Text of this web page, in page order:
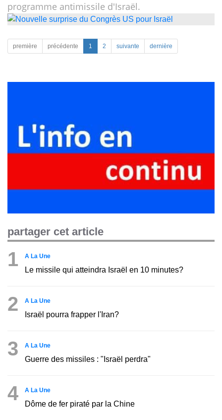
programme antimissile d'Israël.
première précédente 1 2 suivante dernière
partager cet article
1 A La Une
Le missile qui atteindra Israël en 10 minutes?
2 A La Une
Israël pourra frapper l'Iran?
3 A La Une
Guerre des missiles : "Israël perdra"
4 A La Une
Dôme de fer piraté par la Chine